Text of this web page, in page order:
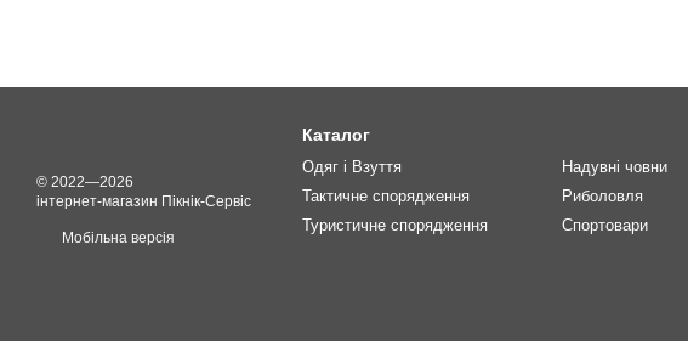
© 2022—2026
інтернет-магазин Пікнік-Сервіс
Мобільна версія
Каталог
Одяг і Взуття
Тактичне спорядження
Туристичне спорядження
Надувні човни
Риболовля
Спортовари